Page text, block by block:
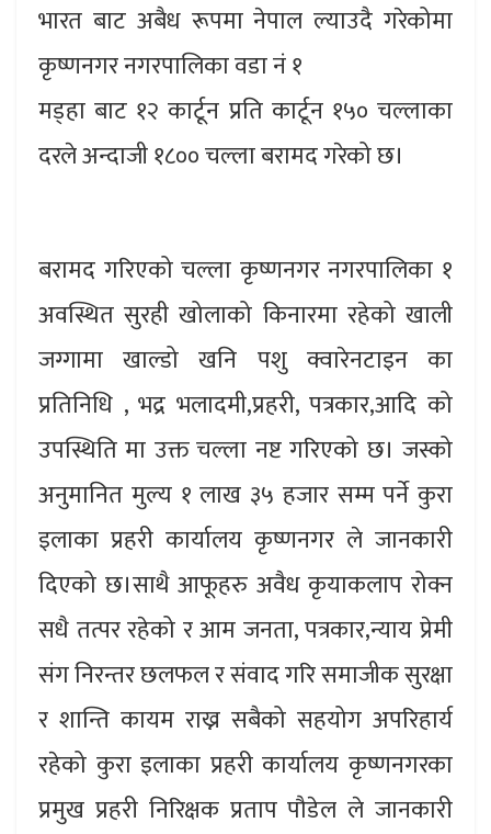
भारत बाट अबैध रूपमा नेपाल ल्याउदै गरेकोमा
कृष्णनगर नगरपालिका वडा नं १
मड्हा बाट १२ कार्टून प्रति कार्टून १५० चल्लाका
दरले अन्दाजी १८०० चल्ला बरामद गरेको छ।
बरामद गरिएको चल्ला कृष्णनगर नगरपालिका १
अवस्थित सुरही खोलाको किनारमा रहेको खाली
जग्गामा खाल्डो खनि पशु क्वारेनटाइन का
प्रतिनिधि , भद्र भलादमी,प्रहरी, पत्रकार,आदि को
उपस्थिति मा उक्त चल्ला नष्ट गरिएको छ। जस्को
अनुमानित मुल्य १ लाख ३५ हजार सम्म पर्ने कुरा
इलाका प्रहरी कार्यालय कृष्णनगर ले जानकारी
दिएको छ।साथै आफूहरु अवैध कृयाकलाप रोक्न
सधै तत्पर रहेको र आम जनता, पत्रकार,न्याय प्रेमी
संग निरन्तर छलफल र संवाद गरि समाजीक सुरक्षा
र शान्ति कायम राख्न सबैको सहयोग अपरिहार्य
रहेको कुरा इलाका प्रहरी कार्यालय कृष्णनगरका
प्रमुख प्रहरी निरिक्षक प्रताप पौडेल ले जानकारी